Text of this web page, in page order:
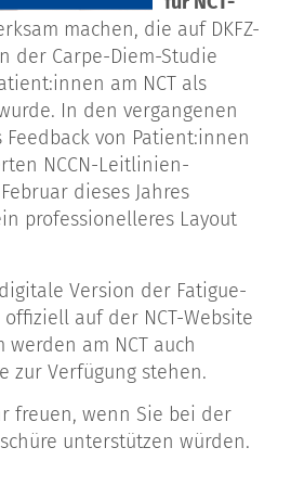
machen, die auf DKFZ-
der Carpe-Diem-Studie
am NCT als
In den vergangenen
von Patient:innen
NCCN-Leitlinien-
dieses Jahres
professionelleres Layout
Version der Fatigue-
auf der NCT-Website
am NCT auch
zur Verfügung stehen.
freuen, wenn Sie bei der
unterstützen würden.